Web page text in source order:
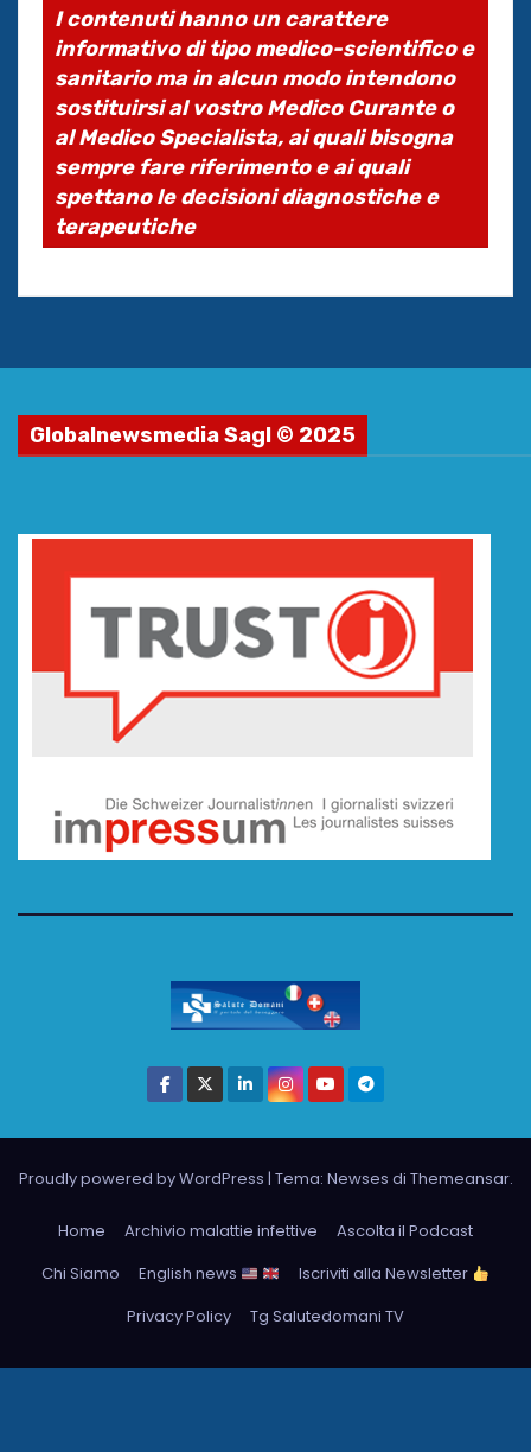
I contenuti hanno un carattere
informativo di tipo medico-scientifico e
sanitario ma in alcun modo intendono
sostituirsi al vostro Medico Curante o
al Medico Specialista, ai quali bisogna
sempre fare riferimento e ai quali
spettano le decisioni diagnostiche e
terapeutiche
Globalnewsmedia Sagl © 2025
Proudly powered by WordPress | Tema: Newses di Themeansar.
Home Archivio malattie infettive
Ascolta il Podcast
Chi Siamo
English news
Iscriviti alla Newsletter
Privacy Policy
Tg Salutedomani TV